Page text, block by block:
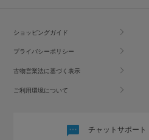
ショッピングガイド
プライバシーポリシー
古物営業法に基づく表示
ご利用環境について
チャットサポート